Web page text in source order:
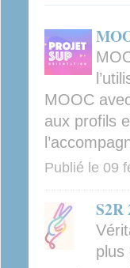
MOOC
aux profils
Publié le 09
S2R
plus